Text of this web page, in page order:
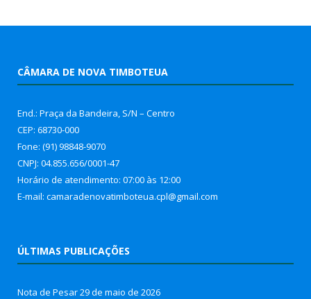
CÂMARA DE NOVA TIMBOTEUA
End.: Praça da Bandeira, S/N – Centro
CEP: 68730-000
Fone: (91) 98848-9070
CNPJ: 04.855.656/0001-47
Horário de atendimento: 07:00 às 12:00
E-mail: camaradenovatimboteua.cpl@gmail.com
ÚLTIMAS PUBLICAÇÕES
Nota de Pesar29 de maio de 2026